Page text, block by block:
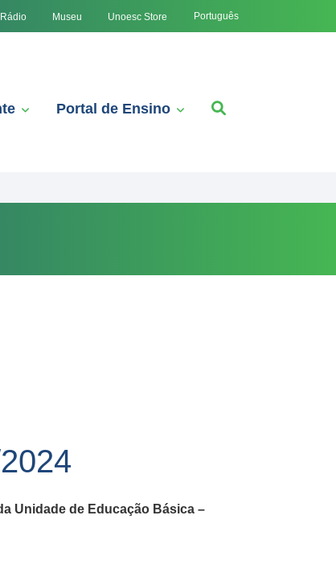
Rádio Museu Unoesc Store Português
Portal de Ensino
Unidade de Educação Básica –